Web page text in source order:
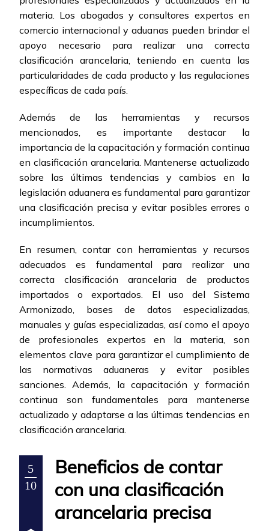
materia. Los abogados y consultores expertos en
comercio internacional y aduanas pueden brindar el
apoyo necesario para realizar una correcta
clasificación arancelaria, teniendo en cuenta las
particularidades de cada producto y las regulaciones
específicas de cada país.
Además de las herramientas y recursos
mencionados, es importante destacar la
importancia de la capacitación y formación continua
en clasificación arancelaria. Mantenerse actualizado
sobre las últimas tendencias y cambios en la
legislación aduanera es fundamental para garantizar
una clasificación precisa y evitar posibles errores o
incumplimientos.
En resumen, contar con herramientas y recursos
adecuados es fundamental para realizar una
correcta clasificación arancelaria de productos
importados o exportados. El uso del Sistema
Armonizado, bases de datos especializadas,
manuales y guías especializadas, así como el apoyo
de profesionales expertos en la materia, son
elementos clave para garantizar el cumplimiento de
las normativas aduaneras y evitar posibles
sanciones. Además, la capacitación y formación
continua son fundamentales para mantenerse
actualizado y adaptarse a las últimas tendencias en
clasificación arancelaria.
5
10
Beneficios de contar
con una clasificación
arancelaria precisa